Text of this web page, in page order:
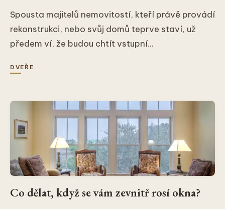
Spousta majitelů nemovitostí, kteří právě provádí
rekonstrukci, nebo svůj domů teprve staví, už
předem ví, že budou chtít vstupní...
DVEŘE
Co dělat, když se vám zevnitř rosí okna?